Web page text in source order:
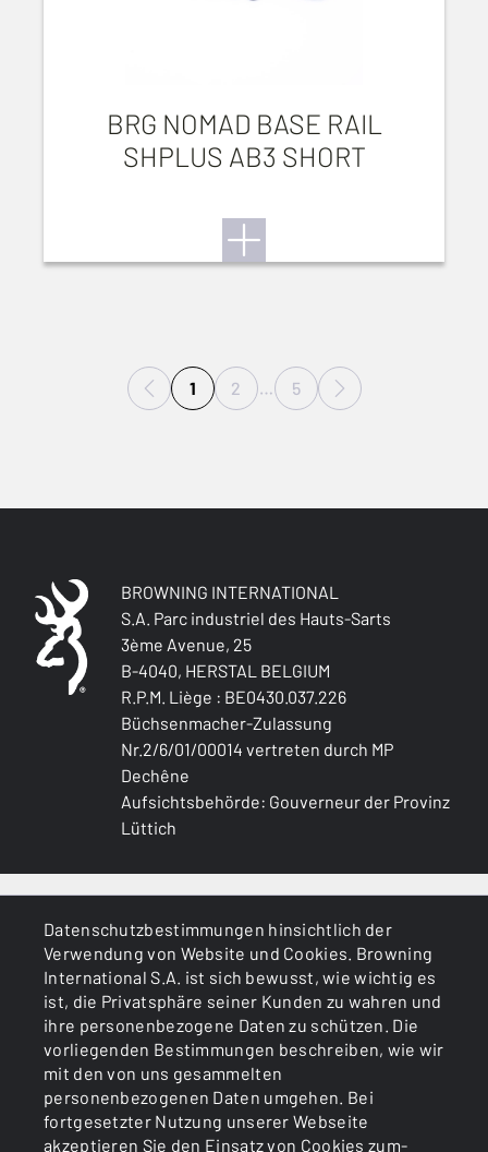
Datenschutzbestimmungen hinsichtlich der
Verwendung von Website und Cookies. Browning
International S.A. ist sich bewusst, wie wichtig es
ist, die Privatsphäre seiner Kunden zu wahren und
ihre personenbezogene Daten zu schützen. Die
vorliegenden Bestimmungen beschreiben, wie wir
mit den von uns gesammelten
personenbezogenen Daten umgehen. Bei
fortgesetzter Nutzung unserer Webseite
akzeptieren Sie den Einsatz von Cookies zum-
BRG NOMAD BASE RAIL
SHPLUS AB3 SHORT
1 2 … 5
BROWNING INTERNATIONAL
S.A. Parc industriel des Hauts-Sarts
3ème Avenue, 25
B-4040, HERSTAL BELGIUM
R.P.M. Liège : BE0430.037.226
Büchsenmacher-Zulassung
Nr.2/6/01/00014 vertreten durch MP
Dechêne
Aufsichtsbehörde: Gouverneur der Provinz
Lüttich
DIENSTLEISTUNGEN